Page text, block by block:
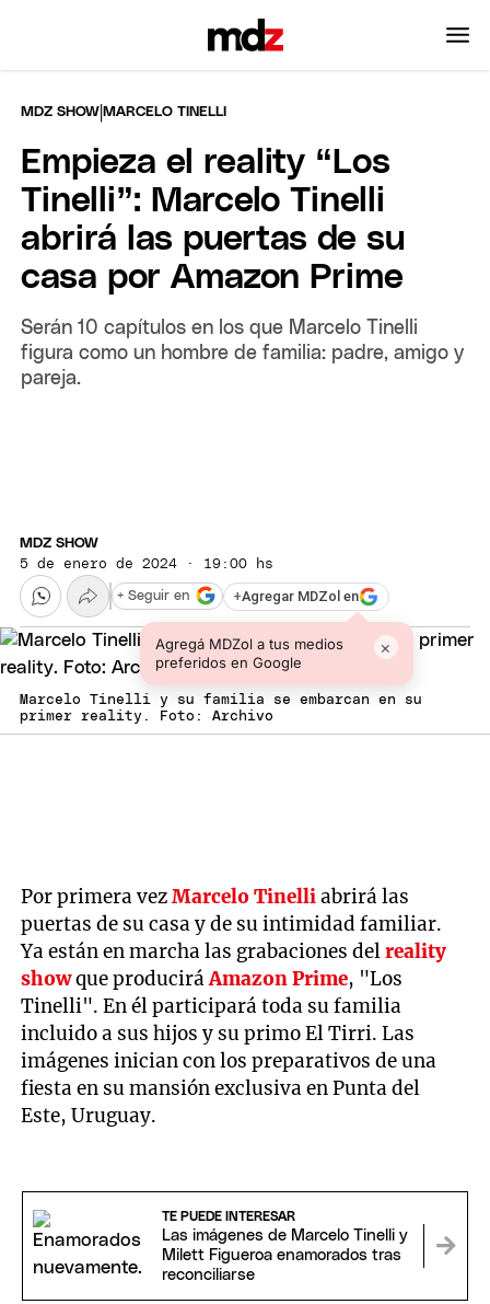
MDZ SHOW |MARCELO TINELLI
Empieza el reality “Los
Tinelli”: Marcelo Tinelli
abrirá las puertas de su
casa por Amazon Prime
Serán 10 capítulos en los que Marcelo Tinelli
figura como un hombre de familia: padre, amigo y
pareja.
MDZ SHOW
5 de enero de 2024 · 19:00 hs
+Agregar MDZol en
Agregá MDZol a tus medios
preferidos en Google
×
+ Seguir en
Marcelo Tinelli y su familia se embarcan en su
primer reality. Foto: Archivo
Por primera vezMarcelo Tinelliabrirá las
puertas de su casa y de su intimidad familiar.
Ya están en marcha las grabaciones delreality
showque produciráAmazon Prime, "Los
Tinelli". En él participará toda su familia
incluido a sus hijos y su primo El Tirri. Las
imágenes inician con los preparativos de una
fiesta en su mansión exclusiva en Punta del
Este, Uruguay.
TE PUEDE INTERESAR
Las imágenes de Marcelo Tinelli y
Milett Figueroa enamorados tras
reconciliarse